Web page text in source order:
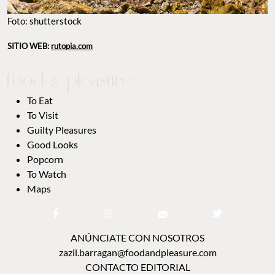
Foto: shutterstock
SITIO WEB: rutopia.com
To Eat
To Visit
Guilty Pleasures
Good Looks
Popcorn
To Watch
Maps
ANÚNCIATE CON NOSOTROS
zazil.barragan@foodandpleasure.com
CONTACTO EDITORIAL